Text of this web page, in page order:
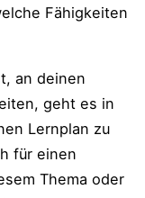
Fähigkeiten
an deinen
geht es in
Lernplan zu
für einen
Thema oder